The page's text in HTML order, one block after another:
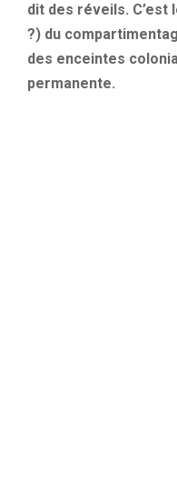
dit des réveils.
?) du
des enceintes
permanente.